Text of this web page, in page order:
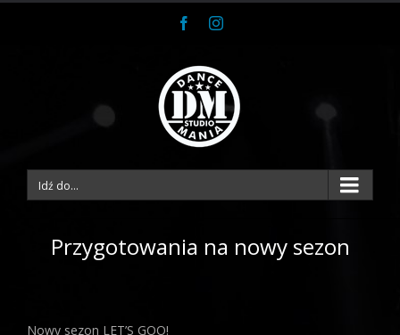
FacebookInstagram
Idź do...
Przygotowania na nowy sezon
Nowy sezon LET’S GOO!